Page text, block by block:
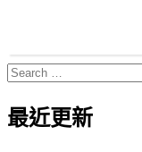
Search
for:
最近更新